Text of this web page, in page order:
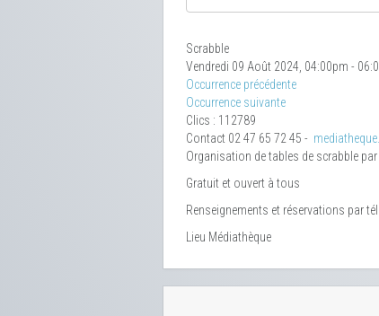
Scrabble
Vendredi 09 Août 2024, 04:00pm -
Occurrence précédente
Occurrence suivante
Clics : 112789
Contact 02 47 65 72 45 -
Organisation de tables de scrabble par
Gratuit et ouvert à tous
Renseignements et réservations par
Lieu Médiathèque